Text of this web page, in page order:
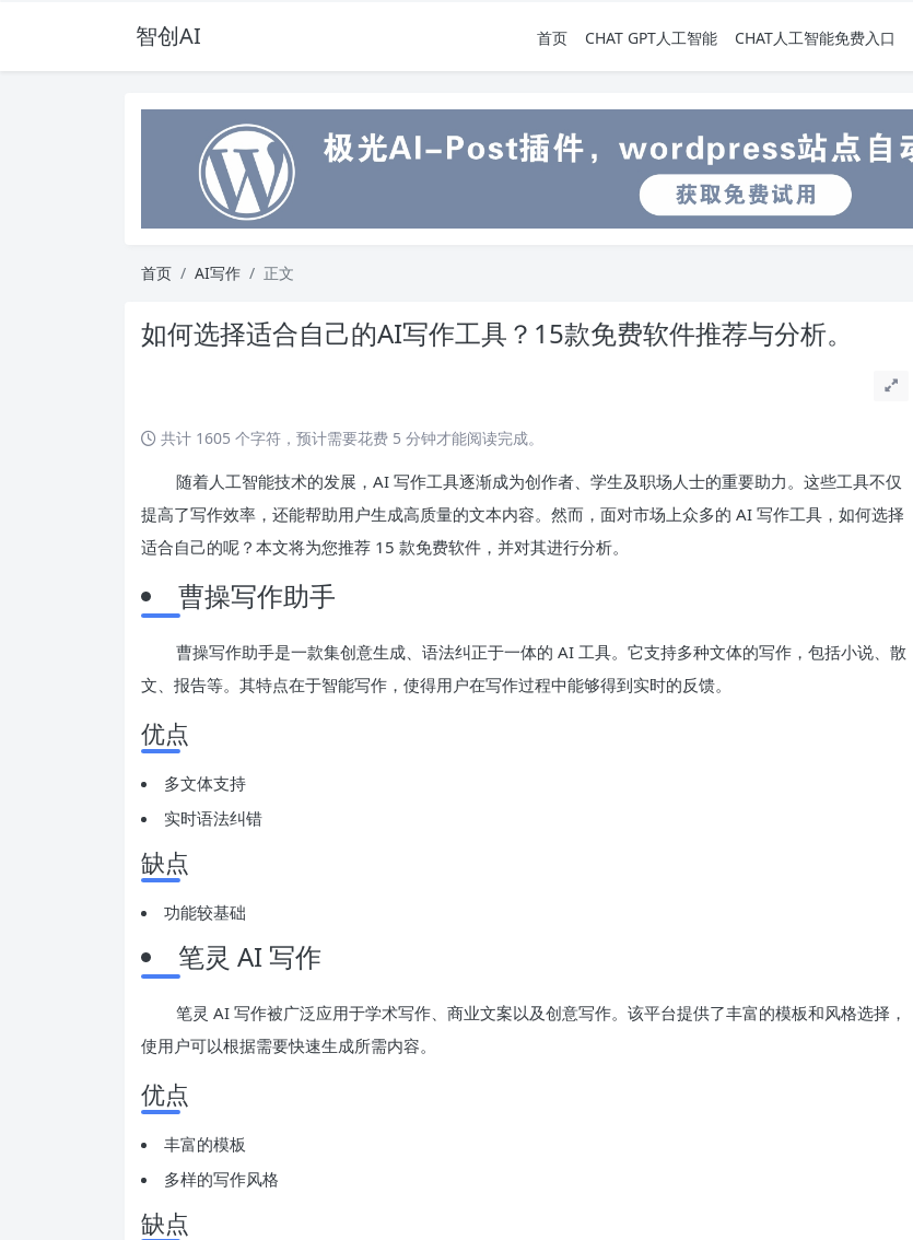
智创AI 首页 CHAT GPT人工智能 CHAT人工智能免费入口
首页 AI写作 正文
如何选择适合自己的AI写作工具？15款免费软件推荐与分析。
共计 1605 个字符，预计需要花费 5 分钟才能阅读完成。
随着人工智能技术的发展，AI 写作工具逐渐成为创作者、学生及职场人士的重要助力。这些工具不仅
提高了写作效率，还能帮助用户生成高质量的文本内容。然而，面对市场上众多的 AI 写作工具，如何选择
适合自己的呢？本文将为您推荐 15 款免费软件，并对其进行分析。
曹操写作助手
曹操写作助手是一款集创意生成、语法纠正于一体的 AI 工具。它支持多种文体的写作，包括小说、散
文、报告等。其特点在于智能写作，使得用户在写作过程中能够得到实时的反馈。
优点
多文体支持
实时语法纠错
缺点
功能较基础
笔灵 AI 写作
笔灵 AI 写作被广泛应用于学术写作、商业文案以及创意写作。该平台提供了丰富的模板和风格选择，
使用户可以根据需要快速生成所需内容。
优点
丰富的模板
多样的写作风格
缺点